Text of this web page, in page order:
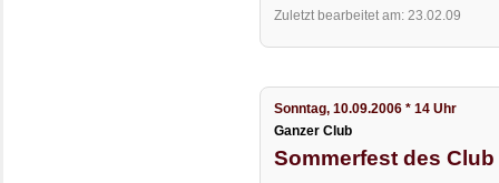
Zuletzt bearbeitet am: 23.02.09
Sonntag, 10.09.2006 * 14 Uhr
Ganzer Club
Sommerfest des